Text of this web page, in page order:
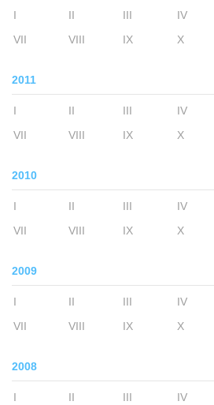
I II III IV
VII
VIII IX X
2011
I II III IV
VII
VIII IX X
2010
I II III IV
VII
VIII IX X
2009
I II III IV
VII
VIII IX X
2008
I II III IV